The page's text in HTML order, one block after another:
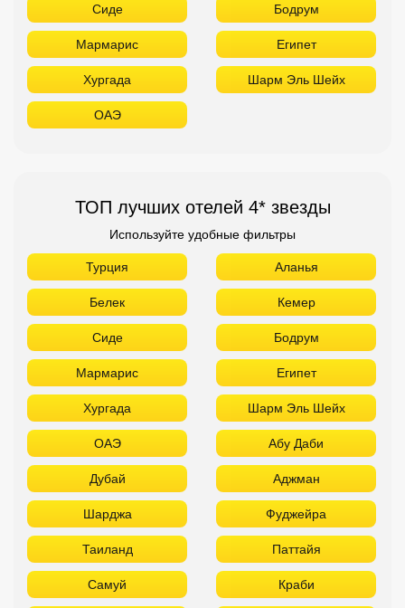
Сиде Бодрум
Мармарис Египет
Хургада Шарм Эль Шейх
ОАЭ
ТОП лучших отелей 4* звезды
Используйте удобные фильтры
Турция Аланья
Белек Кемер
Сиде Бодрум
Мармарис Египет
Хургада Шарм Эль Шейх
ОАЭ Абу Даби
Дубай Аджман
Шарджа Фуджейра
Таиланд Паттайя
Самуй Краби